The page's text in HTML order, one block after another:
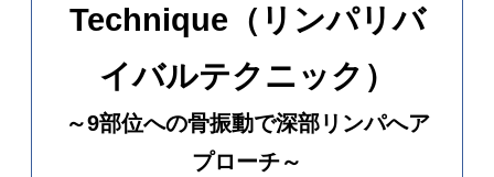
Technique（リンパリバ
イバルテクニック）
～9部位への骨振動で深部リンパへア
プローチ～